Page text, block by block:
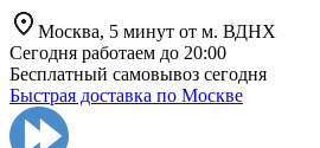
Москва, 5 минут от м. ВДНХ
Сегодня работаем до 20:00
Бесплатный самовывоз сегодня
Быстрая доставка по Москве